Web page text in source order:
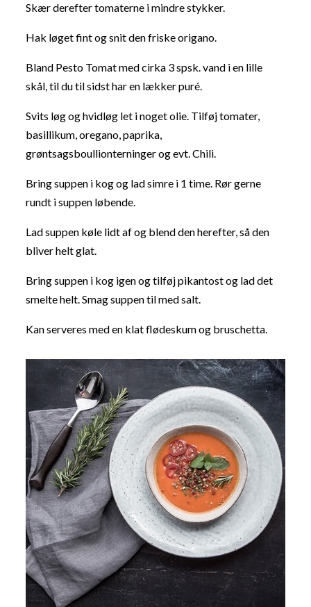
Skær derefter tomaterne i mindre stykker.
Hak løget fint og snit den friske origano.
Bland Pesto Tomat med cirka 3 spsk. vand i en lille
skål, til du til sidst har en lækker puré.
Svits løg og hvidløg let i noget olie. Tilføj tomater,
basillikum, oregano, paprika,
grøntsagsboullionterninger og evt. Chili.
Bring suppen i kog og lad simre i 1 time. Rør gerne
rundt i suppen løbende.
Lad suppen køle lidt af og blend den herefter, så den
bliver helt glat.
Bring suppen i kog igen og tilføj pikantost og lad det
smelte helt. Smag suppen til med salt.
Kan serveres med en klat flødeskum og bruschetta.